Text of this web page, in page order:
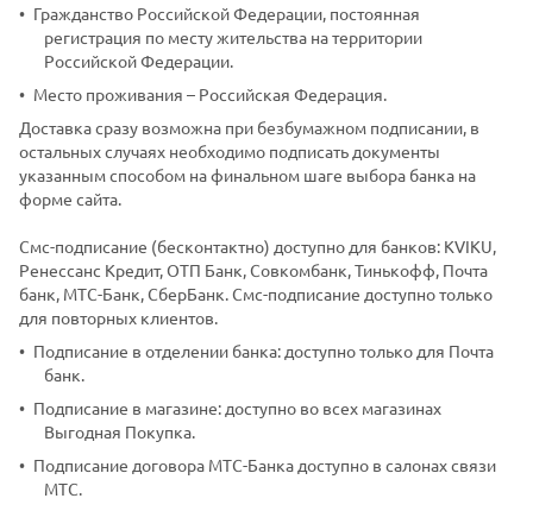
Гражданство Российской Федерации, постоянная
регистрация по месту жительства на территории
Российской Федерации.
Место проживания – Российская Федерация.
Доставка сразу возможна при безбумажном подписании, в
остальных случаях необходимо подписать документы
указанным способом на финальном шаге выбора банка на
форме сайта.
Смс-подписание (бесконтактно) доступно для банков: KVIKU,
Ренессанс Кредит, ОТП Банк, Совкомбанк, Тинькофф, Почта
банк, МТС-Банк, СберБанк. Смс-подписание доступно только
для повторных клиентов.
Подписание в отделении банка: доступно только для Почта
банк.
Подписание в магазине: доступно во всех магазинах
Выгодная Покупка.
Подписание договора МТС-Банка доступно в салонах связи
МТС.